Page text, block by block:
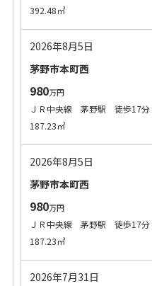
392.48㎡
2026年8月5日
茅野市本町西
980万円
ＪＲ中央線 茅野駅 徒歩17分
187.23㎡
2026年8月5日
茅野市本町西
980万円
ＪＲ中央線 茅野駅 徒歩17分
187.23㎡
2026年7月31日